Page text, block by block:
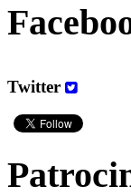
Twitter